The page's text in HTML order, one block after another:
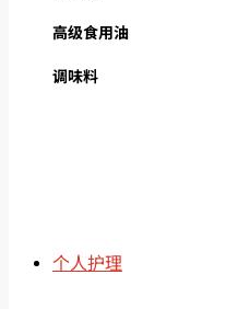
高级食用油
调味料
个人护理